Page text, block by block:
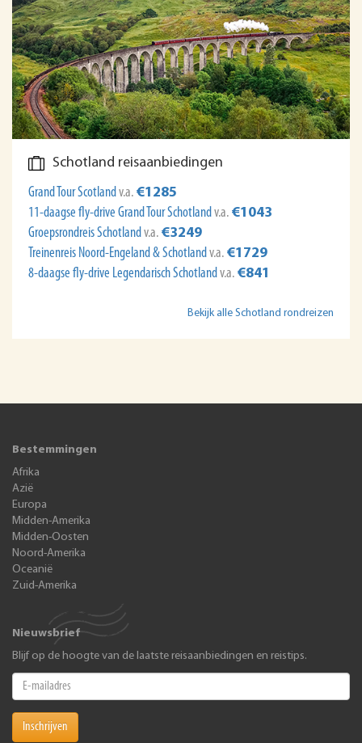
Schotland reisaanbiedingen
Grand Tour Scotlandv.a. €1285
11-daagse fly-drive Grand Tour Schotlandv.a. €1043
Groepsrondreis Schotlandv.a. €3249
Treinenreis Noord-Engeland & Schotlandv.a. €1729
8-daagse fly-drive Legendarisch Schotlandv.a. €841
Bekijk alle Schotland rondreizen
Bestemmingen
Afrika
Azië
Europa
Midden-Amerika
Midden-Oosten
Noord-Amerika
Oceanië
Zuid-Amerika
Nieuwsbrief
Blijf op de hoogte van de laatste reisaanbiedingen en reistips.
Inschrijven